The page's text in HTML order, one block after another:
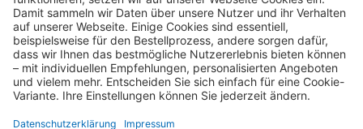
Ratgeber
Folgen Sie uns auch auf